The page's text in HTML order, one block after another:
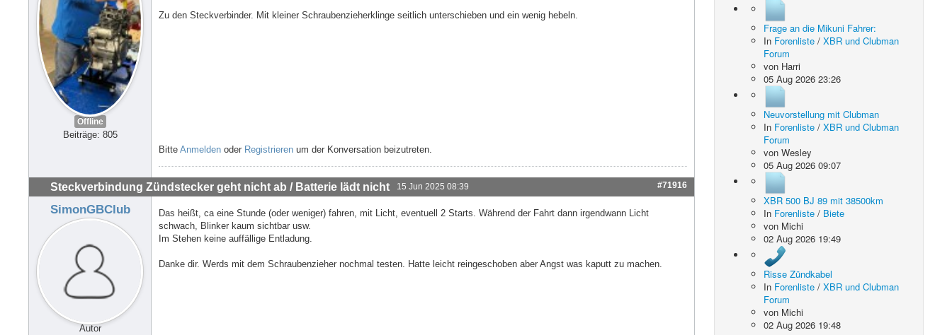
Offline
Beiträge: 805
Zu den Steckverbinder. Mit kleiner Schraubenzieherklinge seitlich unterschieben und ein wenig hebeln.
Bitte Anmelden oder Registrieren um der Konversation beizutreten.
Steckverbindung Zündstecker geht nicht ab / Batterie lädt nicht 15 Jun 2025 08:39 #71916
SimonGBClub
Autor
Das heißt, ca eine Stunde (oder weniger) fahren, mit Licht, eventuell 2 Starts. Während der Fahrt dann irgendwann Licht
schwach, Blinker kaum sichtbar usw.
Im Stehen keine auffällige Entladung.
Danke dir. Werds mit dem Schraubenzieher nochmal testen. Hatte leicht reingeschoben aber Angst was kaputt zu machen.
Frage an die Mikuni Fahrer:
In Forenliste /XBR und Clubman
Forum
von Harri
05 Aug 2026 23:26
Neuvorstellung mit Clubman
In Forenliste /XBR und Clubman
Forum
vonWesley
05 Aug 2026 09:07
XBR 500 BJ 89 mit 38500km
In Forenliste / Biete
von Michi
02 Aug 2026 19:49
Risse Zündkabel
In Forenliste /XBR und Clubman
Forum
von Michi
02 Aug 2026 19:48